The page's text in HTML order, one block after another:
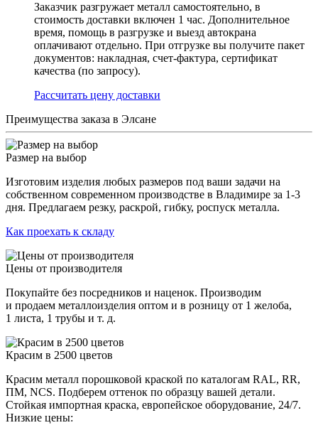
Заказчик разгружает металл самостоятельно, в
стоимость доставки включен 1 час. Дополнительное
время, помощь в разгрузке и выезд автокрана
оплачивают отдельно. При отгрузке вы получите пакет
документов: накладная, счет-фактура, сертификат
качества (по запросу).
Раcсчитать цену доставки
Преимущества заказа в Элсане
Размер на выбор
Изготовим изделия любых размеров под ваши задачи на
собственном современном производстве в Владимире за 1-3
дня. Предлагаем резку, раскрой, гибку, роспуск металла.
Как проехать к складу
Цены от производителя
Покупайте без посредников и наценок. Производим
и продаем металлоизделия оптом и в розницу от 1 желоба,
1 листа, 1 трубы и т. д.
Красим в 2500 цветов
Красим металл порошковой краской по каталогам RAL, RR,
ПМ, NCS. Подберем оттенок по образцу вашей детали.
Стойкая импортная краска, европейское оборудование, 24/7.
Низкие цены: